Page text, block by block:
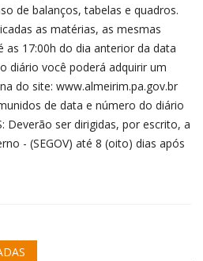
de balanços, tabelas e quadros.
as matérias, as mesmas
as 17:00h do dia anterior da data
diário você poderá adquirir um
do site: www.almeirim.pa.gov.br
de data e número do diário
Deverão ser dirigidas, por escrito, a
- (SEGOV) até 8 (oito) dias após